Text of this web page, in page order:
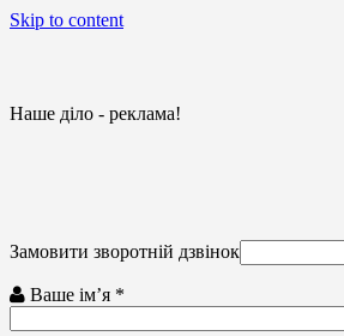
Skip to content
Наше діло - реклама!
Замовити зворотній дзвінок
Ваше ім’я *